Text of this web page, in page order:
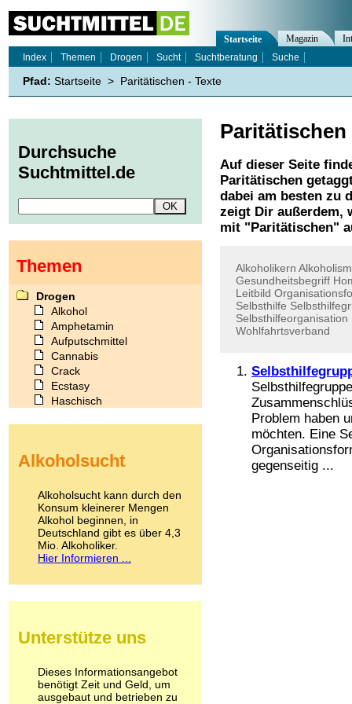
Paritätischen
Auf dieser Seite
Paritätischen
dabei am besten zu
zeigt Dir außerdem,
mit " Paritätischen"
Alkoholikern
Gesundheitsbegriff
Leitbild
Selbsthilfe
Selbsthilfeorganisation
Wohlfahrtsverband
Problem haben
möchten. Eine
gegenseitig ...
Startseite Magazin
Index
Themen Drogen Sucht Suchtberatung Suche
Pfad: Startseite > Paritätischen - Texte
Durchsuche
Suchtmittel.de
Themen
Drogen
Alkohol
Amphetamin
Aufputschmittel
Cannabis
Crack
Ecstasy
Haschisch
Kokain
LSD
Marihuana
Medikamente
Meskalin
Metamphetamin
Methadon
Pilze
Psychopharmaka
Schlafmittel
Schmerzmittel
Alkoholsucht
Alkoholsucht kann durch den
Konsum kleinerer Mengen
Alkohol beginnen, in
Deutschland gibt es über 4,3
Mio. Alkoholiker.
Hier Informieren ...
Unterstütze uns
Dieses Informationsangebot
benötigt Zeit und Geld, um
ausgebaut und betrieben zu